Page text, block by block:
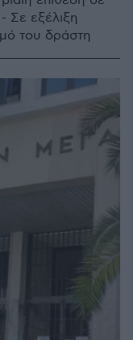
Σε εξέλιξη
του δράστη